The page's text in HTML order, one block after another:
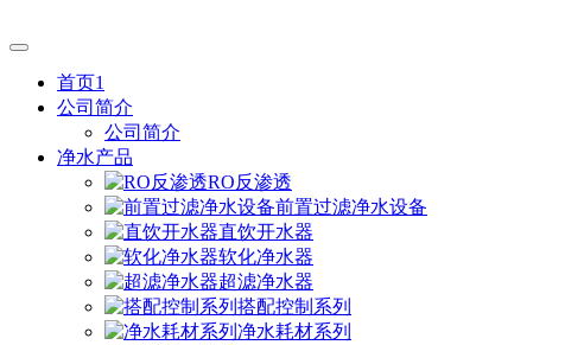
首页1
公司简介
公司简介
净水产品
RO反渗透
前置过滤净水设备
直饮开水器
软化净水器
超滤净水器
搭配控制系列
净水耗材系列